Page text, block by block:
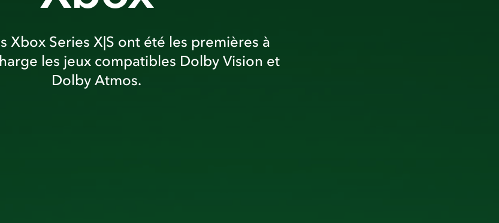
Xbox Series X|S ont été les premières à
les jeux compatibles Dolby Vision et
Dolby Atmos.